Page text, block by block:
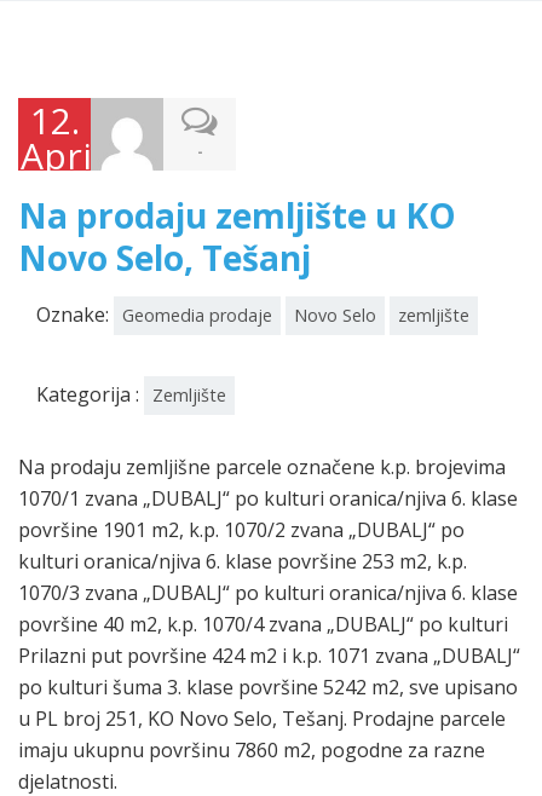
12.
Aprila
2026.
-
Na prodaju zemljište u KO
Novo Selo, Tešanj
Oznake: Geomedia prodaje Novo Selo zemljište
Kategorija : Zemljište
Na prodaju zemljišne parcele označene k.p. brojevima
1070/1 zvana „DUBALJ“ po kulturi oranica/njiva 6. klase
površine 1901 m2, k.p. 1070/2 zvana „DUBALJ“ po
kulturi oranica/njiva 6. klase površine 253 m2, k.p.
1070/3 zvana „DUBALJ“ po kulturi oranica/njiva 6. klase
površine 40 m2, k.p. 1070/4 zvana „DUBALJ“ po kulturi
Prilazni put površine 424 m2 i k.p. 1071 zvana „DUBALJ“
po kulturi šuma 3. klase površine 5242 m2, sve upisano
u PL broj 251, KO Novo Selo, Tešanj. Prodajne parcele
imaju ukupnu površinu 7860 m2, pogodne za razne
djelatnosti.